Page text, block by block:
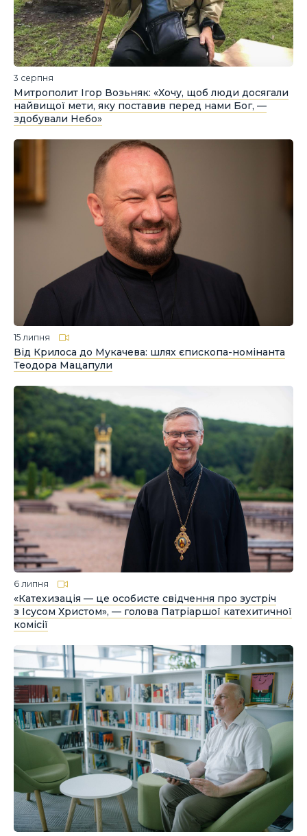
3 серпня
Митрополит Ігор Возьняк: «Хочу, щоб люди досягали
найвищої мети, яку поставив перед нами Бог, —
здобували Небо»
15 липня
Від Крилоса до Мукачева: шлях єпископа-номінанта
Теодора Мацапули
6 липня
«Катехизація — це особисте свідчення про зустріч
з Ісусом Христом», — голова Патріаршої катехитичної
комісії